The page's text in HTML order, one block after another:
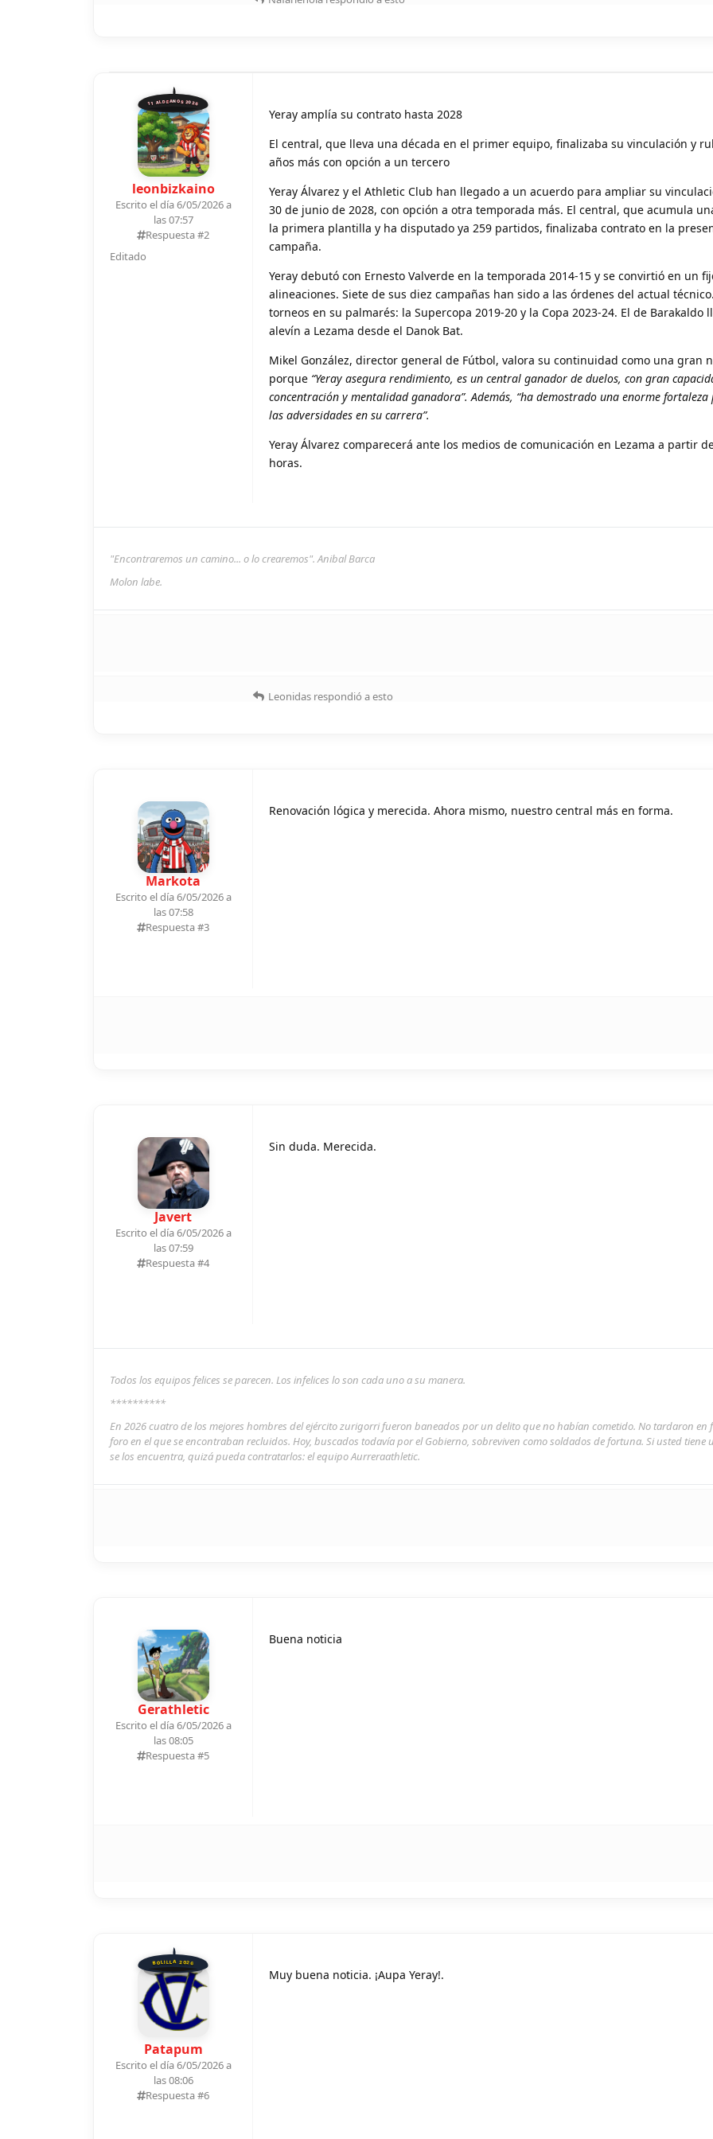
11 ALDEANOS 2026
leonbizkaino
Escrito el día 6/05/2026 a
las 07:57
Respuesta #2
Editado
Yeray amplía su contrato hasta 2028
El central, que lleva una década en el primer equipo, finalizaba su vinculación y
años más con opción a un tercero
Yeray Álvarez y el Athletic Club han llegado a un acuerdo para ampliar su
30 de junio de 2028, con opción a otra temporada más. El central, que acumula
la primera plantilla y ha disputado ya 259 partidos, finalizaba contrato en la
campaña.
Yeray debutó con Ernesto Valverde en la temporada 2014-15 y se convirtió en un
alineaciones. Siete de sus diez campañas han sido a las órdenes del actual
torneos en su palmarés: la Supercopa 2019-20 y la Copa 2023-24. El de Barakaldo
alevín a Lezama desde el Danok Bat.
Mikel González, director general de Fútbol, valora su continuidad como una gran
porque “Yeray asegura rendimiento, es un central ganador de duelos, con gran
concentración y mentalidad ganadora”. Además, “ha demostrado una enorme
las adversidades en su carrera”.
Yeray Álvarez comparecerá ante los medios de comunicación en Lezama a partir
horas.
"Encontraremos un camino... o lo crearemos". Anibal Barca
Molon labe.
Leonidas respondió a esto
Markota
Escrito el día 6/05/2026 a
las 07:58
Respuesta #3
Renovación lógica y merecida. Ahora mismo, nuestro central más en forma.
Javert
Escrito el día 6/05/2026 a
las 07:59
Respuesta #4
Sin duda. Merecida.
Todos los equipos felices se parecen. Los infelices lo son cada uno a su manera.
**********
En 2026 cuatro de los mejores hombres del ejército zurigorri fueron baneados por un delito que no habían cometido. No tardaron en
foro en el que se encontraban recluidos. Hoy, buscados todavía por el Gobierno, sobreviven como soldados de fortuna. Si usted tiene
se los encuentra, quizá pueda contratarlos: el equipo Aurreraathletic.
Gerathletic
Escrito el día 6/05/2026 a
las 08:05
Respuesta #5
Buena noticia
BOLILLA 2026
Patapum
Escrito el día 6/05/2026 a
las 08:06
Respuesta #6
Muy buena noticia. ¡Aupa Yeray!.